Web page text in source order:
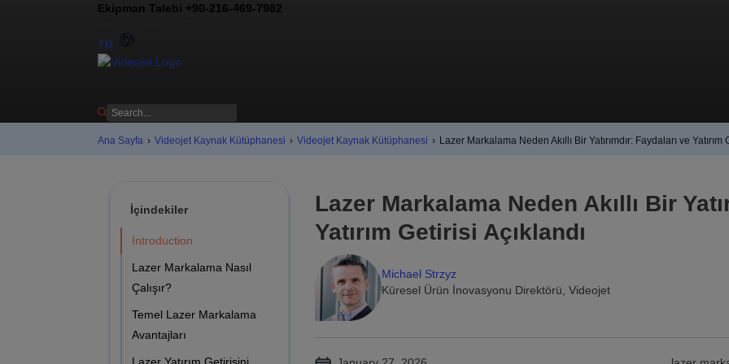
Ekipman Talebi +90-216-469-7982
TR
Ana Sayfa › Videojet Kaynak Kütüphanesi › Videojet Kaynak Kütüphanesi › Lazer Markalama Neden Akıllı Bir Yatırımdır: Faydaları ve Yatırım
İçindekiler
Introduction
Lazer Markalama Nasıl
Çalışır?
Temel Lazer Markalama
Avantajları
Lazer Markalama Neden Akıllı Bir
Yatırım Getirisi Açıklandı
Michael Strzyz
Küresel Ürün İnovasyonu Direktörü, Videojet